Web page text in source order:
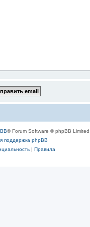
® Forum Software © phpBB Limited
поддержка phpBB
| Правила